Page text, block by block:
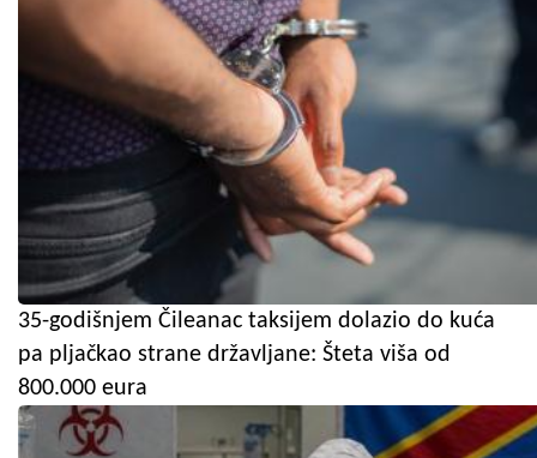
35-godišnjem Čileanac taksijem dolazio do kuća
pa pljačkao strane državljane: Šteta viša od
800.000 eura